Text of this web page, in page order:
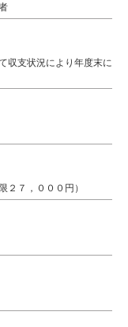
支状況により年度末に
７，０００円）